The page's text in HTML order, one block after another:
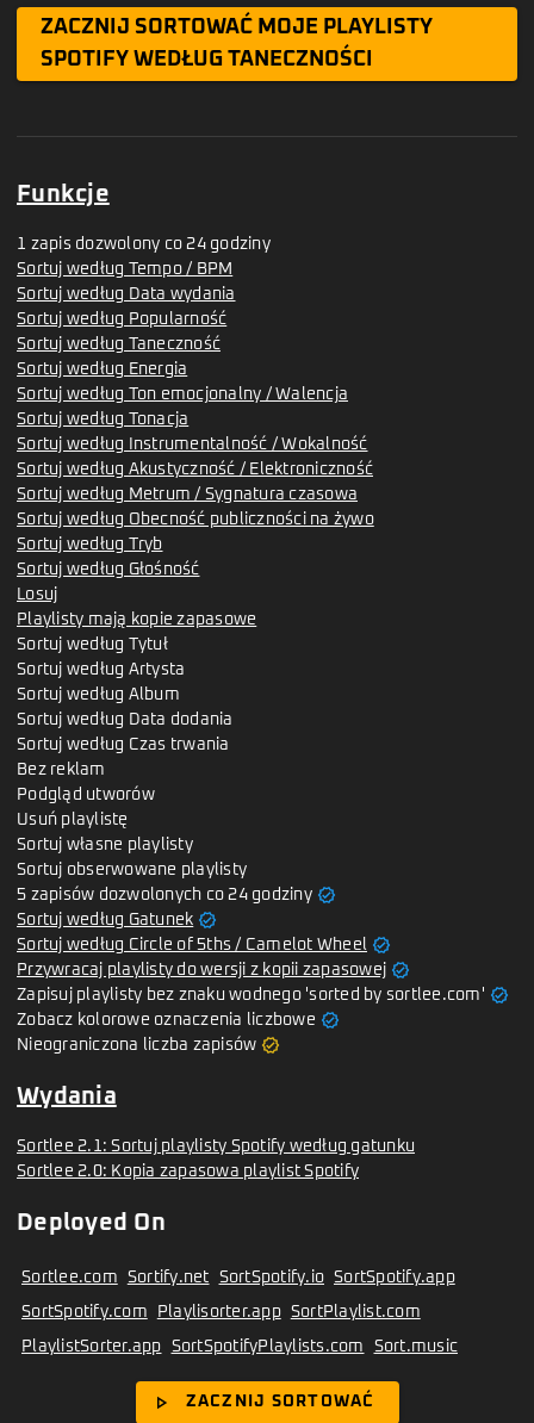
ZACZNIJ SORTOWAĆ MOJE PLAYLISTY
SPOTIFY WEDŁUG TANECZNOŚCI
Funkcje
1 zapis dozwolony co 24 godziny
Sortuj według Tempo / BPM
Sortuj według Data wydania
Sortuj według Popularność
Sortuj według Taneczność
Sortuj według Energia
Sortuj według Ton emocjonalny / Walencja
Sortuj według Tonacja
Sortuj według Instrumentalność / Wokalność
Sortuj według Akustyczność / Elektroniczność
Sortuj według Metrum / Sygnatura czasowa
Sortuj według Obecność publiczności na żywo
Sortuj według Tryb
Sortuj według Głośność
Losuj
Playlisty mają kopie zapasowe
Sortuj według Tytuł
Sortuj według Artysta
Sortuj według Album
Sortuj według Data dodania
Sortuj według Czas trwania
Bez reklam
Podgląd utworów
Usuń playlistę
Sortuj własne playlisty
Sortuj obserwowane playlisty
5 zapisów dozwolonych co 24 godziny verified
Sortuj według Gatunek verified
Sortuj według Circle of 5ths / Camelot Wheel verified
Przywracaj playlisty do wersji z kopii zapasowej verified
Zapisuj playlisty bez znaku wodnego 'sorted by sortlee.com' verified
Zobacz kolorowe oznaczenia liczbowe verified
Nieograniczona liczba zapisów verified
Wydania
Sortlee 2.1: Sortuj playlisty Spotify według gatunku
Sortlee 2.0: Kopia zapasowa playlist Spotify
Deployed On
Sortlee.com Sortify.net SortSpotify.io SortSpotify.app
SortSpotify.com Playlisorter.app SortPlaylist.com
PlaylistSorter.app SortSpotifyPlaylists.com Sort.music
play_arrow ZACZNIJ SORTOWAĆ